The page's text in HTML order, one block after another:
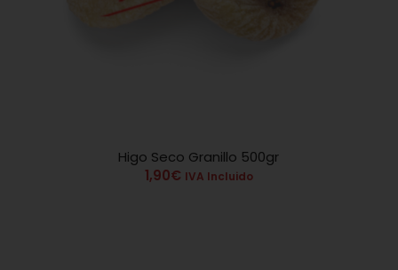
5.00
Higo Seco Granillo 500gr
1,90€ IVA Incluido